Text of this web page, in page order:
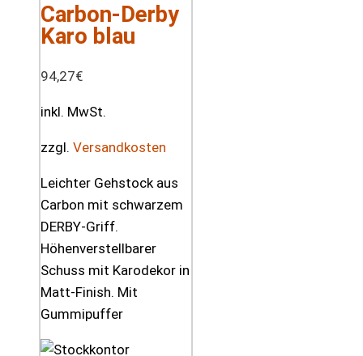
Carbon-Derby
Karo blau
94,27€
inkl. MwSt.
zzgl. Versandkosten
Leichter Gehstock aus
Carbon mit schwarzem
DERBY-Griff.
Höhenverstellbarer
Schuss mit Karodekor in
Matt-Finish. Mit
Gummipuffer